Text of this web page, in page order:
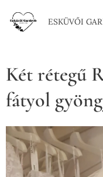
ESKÜVŐI
Két rétegű
fátyol